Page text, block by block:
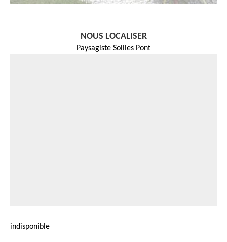
NOUS LOCALISER
Paysagiste Sollies Pont
indisponible